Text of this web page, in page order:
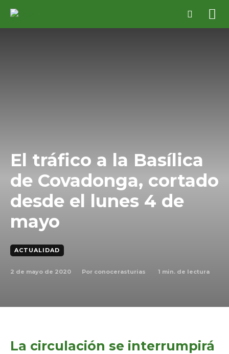
El tráfico a la Basílica
de Covadonga, cortado
desde el lunes 4 de
mayo
ACTUALIDAD
2 de mayo de 2020 Por conocerasturias 1 min. de lectura
La circulación se interrumpirá